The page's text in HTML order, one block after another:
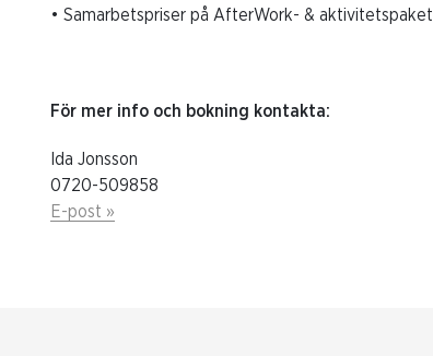
• Samarbetspriser på AfterWork- & aktivitetspaket
För mer info och bokning kontakta:
Ida Jonsson
0720-509858
E-post »